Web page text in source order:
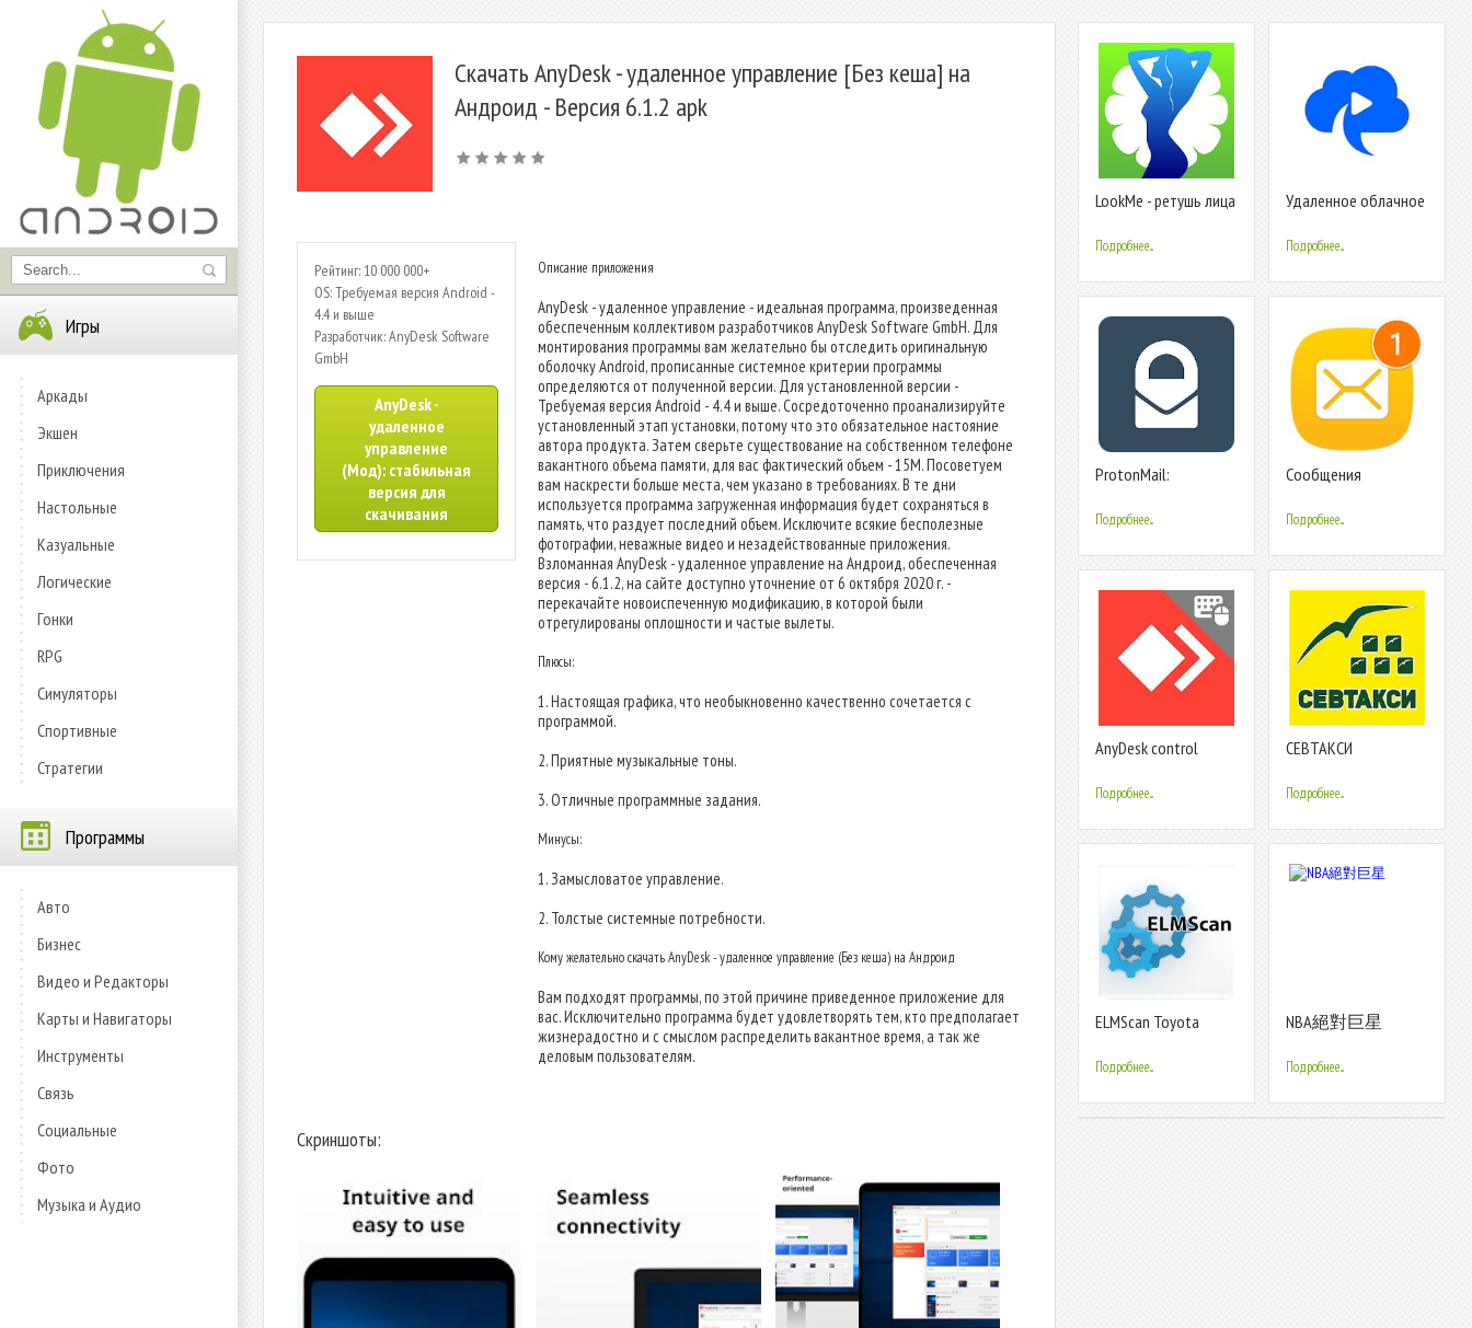
Игры
Аркады
Экшен
Приключения
Настольные
Казуальные
Логические
Гонки
RPG
Симуляторы
Спортивные
Стратегии
Программы
Авто
Бизнес
Видео и Редакторы
Карты и Навигаторы
Инструменты
Связь
Социальные
Фото
Музыка и Аудио
Скачать AnyDesk - удаленное управление [Без кеша] на
Андроид - Версия 6.1.2 apk
Рейтинг: 10 000 000+
OS: Требуемая версия Android -
4.4 и выше
Разработчик: AnyDesk Software
GmbH
AnyDesk -
удаленное
управление
(Мод): стабильная
версия для
скачивания
Описание приложения
AnyDesk - удаленное управление - идеальная программа, произведенная
обеспеченным коллективом разработчиков AnyDesk Software GmbH. Для
монтирования программы вам желательно бы отследить оригинальную
оболочку Android, прописанные системное критерии программы
определяются от полученной версии. Для установленной версии -
Требуемая версия Android - 4.4 и выше. Сосредоточенно проанализируйте
установленный этап установки, потому что это обязательное настояние
автора продукта. Затем сверьте существование на собственном телефоне
вакантного объема памяти, для вас фактический объем - 15M. Посоветуем
вам наскрести больше места, чем указано в требованиях. В те дни
используется программа загруженная информация будет сохраняться в
память, что раздует последний объем. Исключите всякие бесполезные
фотографии, неважные видео и незадействованные приложения.
Взломанная AnyDesk - удаленное управление на Андроид, обеспеченная
версия - 6.1.2, на сайте доступно уточнение от 6 октября 2020 г. -
перекачайте новоиспеченную модификацию, в которой были
отрегулированы оплошности и частые вылеты.
Плюсы:
1. Настоящая графика, что необыкновенно качественно сочетается с
программой.
2. Приятные музыкальные тоны.
3. Отличные программные задания.
Минусы:
1. Замысловатое управление.
2. Толстые системные потребности.
Кому желательно скачать AnyDesk - удаленное управление (Без кеша) на Андроид
Вам подходят программы, по этой причине приведенное приложение для
вас. Исключительно программа будет удовлетворять тем, кто предполагает
жизнерадостно и с смыслом распределить вакантное время, а так же
деловым пользователям.
Скриншоты:
LookMe - ретушь лица
Подробнее...
Удаленное облачное
видеоконференция
Подробнее...
ProtonMail:
электронная почта
Подробнее...
Сообщения
Подробнее...
AnyDesk control
Подробнее...
СЕВТАКСИ
Подробнее...
ELMScan Toyota
Подробнее...
NBA絕對巨星
Подробнее...